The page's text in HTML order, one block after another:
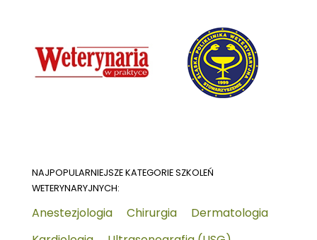
NAJPOPULARNIEJSZE KATEGORIE SZKOLEŃ
WETERYNARYJNYCH:
Anestezjologia Chirurgia
Dermatologia